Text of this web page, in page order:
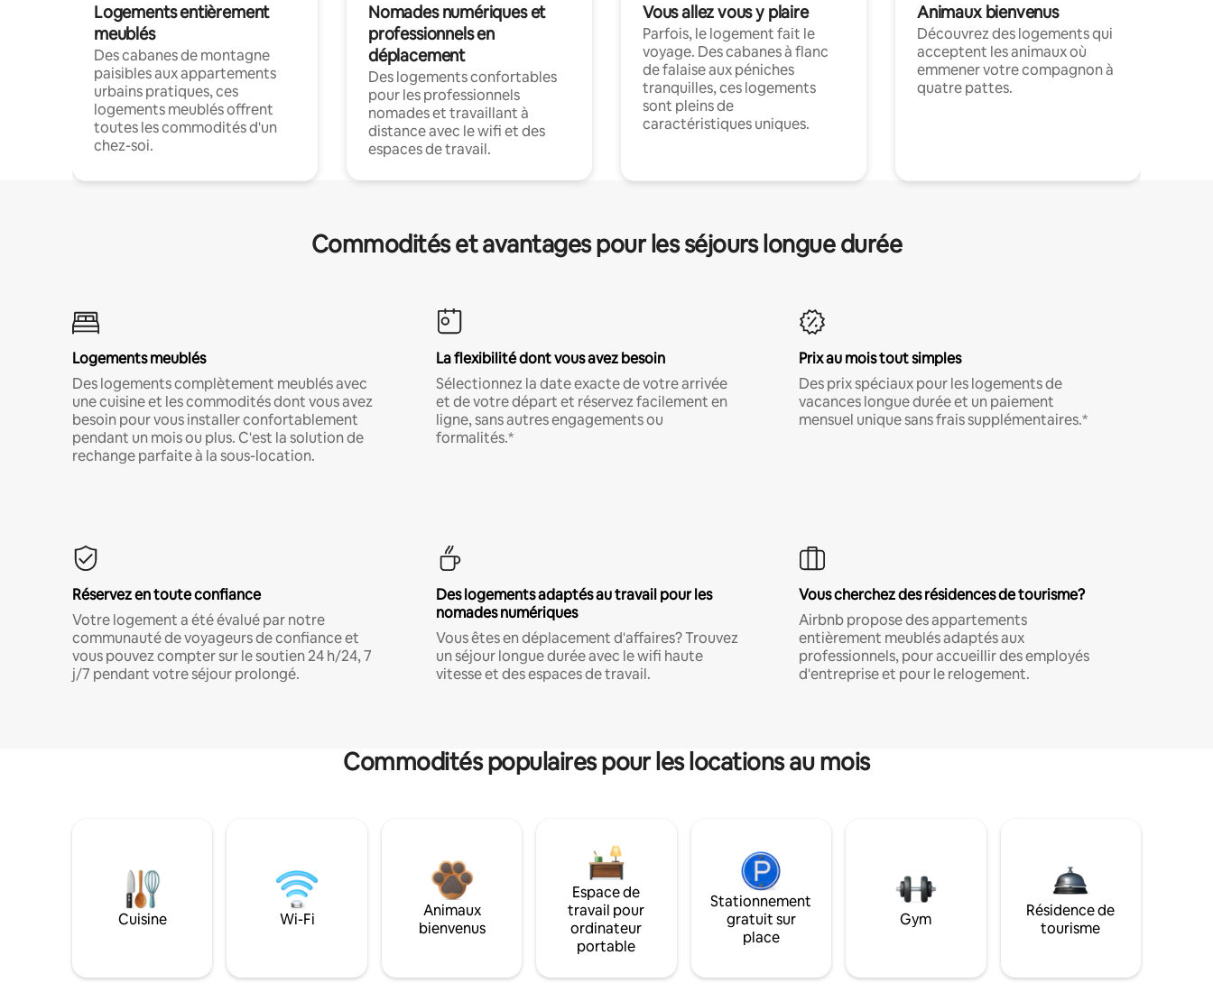
Logements entièrement
meublés
Des cabanes de montagne
paisibles aux appartements
urbains pratiques, ces
logements meublés offrent
toutes les commodités d'un
chez-soi.
Nomades numériques et
professionnels en
déplacement
Des logements confortables
pour les professionnels
nomades et travaillant à
distance avec le wifi et des
espaces de travail.
Vous allez vous y plaire
Parfois, le logement fait le
voyage. Des cabanes à flanc
de falaise aux péniches
tranquilles, ces logements
sont pleins de
caractéristiques uniques.
Animaux bienvenus
Découvrez des logements qui
acceptent les animaux où
emmener votre compagnon à
quatre pattes.
Commodités et avantages pour les séjours longue durée
Logements meublés
Des logements complètement meublés avec
une cuisine et les commodités dont vous avez
besoin pour vous installer confortablement
pendant un mois ou plus. C'est la solution de
rechange parfaite à la sous-location.
La flexibilité dont vous avez besoin
Sélectionnez la date exacte de votre arrivée
et de votre départ et réservez facilement en
ligne, sans autres engagements ou
formalités.*
Prix au mois tout simples
Des prix spéciaux pour les logements de
vacances longue durée et un paiement
mensuel unique sans frais supplémentaires.*
Réservez en toute confiance
Votre logement a été évalué par notre
communauté de voyageurs de confiance et
vous pouvez compter sur le soutien 24 h/24, 7
j/7 pendant votre séjour prolongé.
Des logements adaptés au travail pour les
nomades numériques
Vous êtes en déplacement d'affaires? Trouvez
un séjour longue durée avec le wifi haute
vitesse et des espaces de travail.
Vous cherchez des résidences de tourisme?
Airbnb propose des appartements
entièrement meublés adaptés aux
professionnels, pour accueillir des employés
d'entreprise et pour le relogement.
Commodités populaires pour les locations au mois
Cuisine Wi-Fi
Animaux
bienvenus
Espace de
travail pour
ordinateur
portable
Stationnement
gratuit sur
place
Gym
Résidence de
tourisme